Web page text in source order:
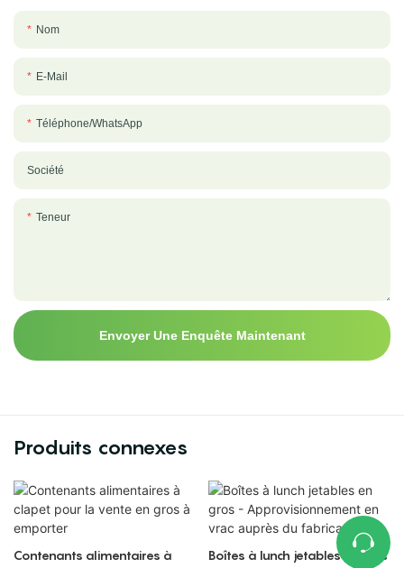
Nom
E-Mail
Téléphone/WhatsApp
Société
Teneur
Envoyer Une Enquête Maintenant
Produits connexes
Contenants alimentaires à
Boîtes à lunch jetables en gros